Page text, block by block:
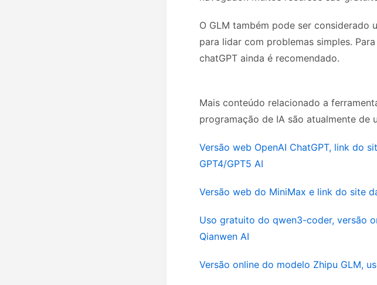
O GLM também pode ser considerado
para lidar com problemas simples.
chatGPT ainda é recomendado.
Mais conteúdo relacionado a
programação de IA são atualmente de
Versão web OpenAI ChatGPT, link do
GPT4/GPT5 AI
Versão web do MiniMax e link do site
Uso gratuito do qwen3-coder, versão
Qianwen AI
Versão online do modelo Zhipu GLM,